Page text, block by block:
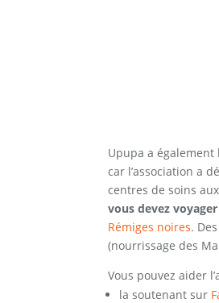
Upupa a également
car l’association a
centres de soins
vous devez
Rémiges noires.
(nourrissage des
Vous pouvez aider
la soutenant sur